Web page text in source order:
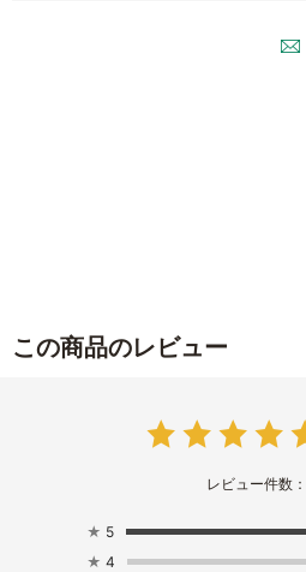
この商品のレビュー
レビュー件数：
★ 5
★ 4